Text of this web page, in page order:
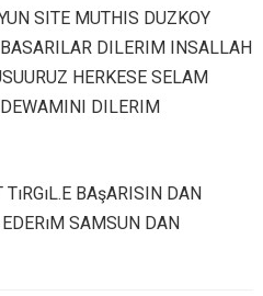
SITE MUTHIS DUZKOY
DILERIM INSALLAH
HERKESE SELAM
DILERIM
BAşARISIN DAN
SAMSUN DAN